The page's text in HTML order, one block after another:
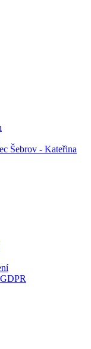
Šebrov - Kateřina